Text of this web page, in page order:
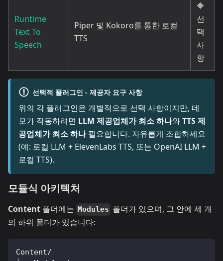
Runtime
Text To
Speech
Piper 및 Kokoro를 통한 로컬
TTS
🔶
선
택
사
항
선택적 플러그인 - 제공자 요구 사항
위의 각 플러그인은 개별적으로 선택 사항이지만, 데
모가 작동하려면 LLM 제공업체가 최소 하나와TTS 제
공업체가 최소 하나필요합니다. 자유롭게 조합하세요
(예: 로컬 LLM + ElevenLabs TTS, 또는 OpenAI LLM +
로컬 TTS).
모듈식 아키텍처
Content 폴더에는 Modules 폴더가 있으며, 그 안에 세 개
의 하위 폴더가 있습니다:
Content/